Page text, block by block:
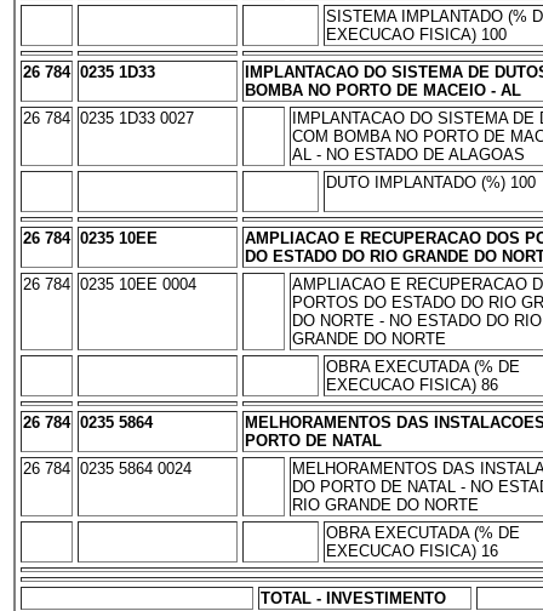
SISTEMA IMPLANTADO (%
EXECUCAO FISICA) 100
26 784 0235 1D33
IMPLANTACAO DO SISTEMA DE
BOMBA NO PORTO DE MACEIO - AL
26 784 0235 1D33 0027
IMPLANTACAO DO SISTEMA DE
COM BOMBA NO PORTO DE
AL - NO ESTADO DE ALAGOAS
DUTO IMPLANTADO (%) 100
26 784 0235 10EE
AMPLIACAO E RECUPERACAO DOS
DO ESTADO DO RIO GRANDE DO
26 784 0235 10EE 0004
AMPLIACAO E RECUPERACAO
PORTOS DO ESTADO DO RIO
DO NORTE - NO ESTADO DO RIO
GRANDE DO NORTE
OBRA EXECUTADA (% DE
EXECUCAO FISICA) 86
26 784 0235 5864
MELHORAMENTOS DAS
PORTO DE NATAL
26 784 0235 5864 0024
MELHORAMENTOS DAS
DO PORTO DE NATAL - NO
RIO GRANDE DO NORTE
OBRA EXECUTADA (% DE
EXECUCAO FISICA) 16
TOTAL - INVESTIMENTO